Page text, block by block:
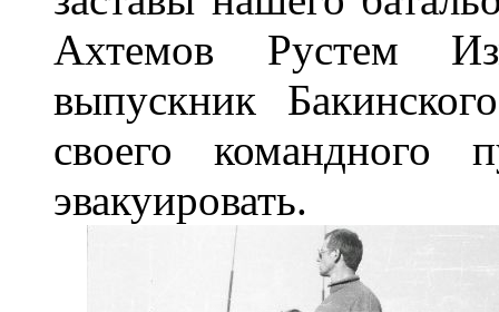
Ахтемов Рустем
выпускник
своего
эвакуировать.